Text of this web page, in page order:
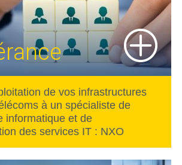
de vos infrastructures
à un spécialiste de
informatique et de
des services IT : NXO